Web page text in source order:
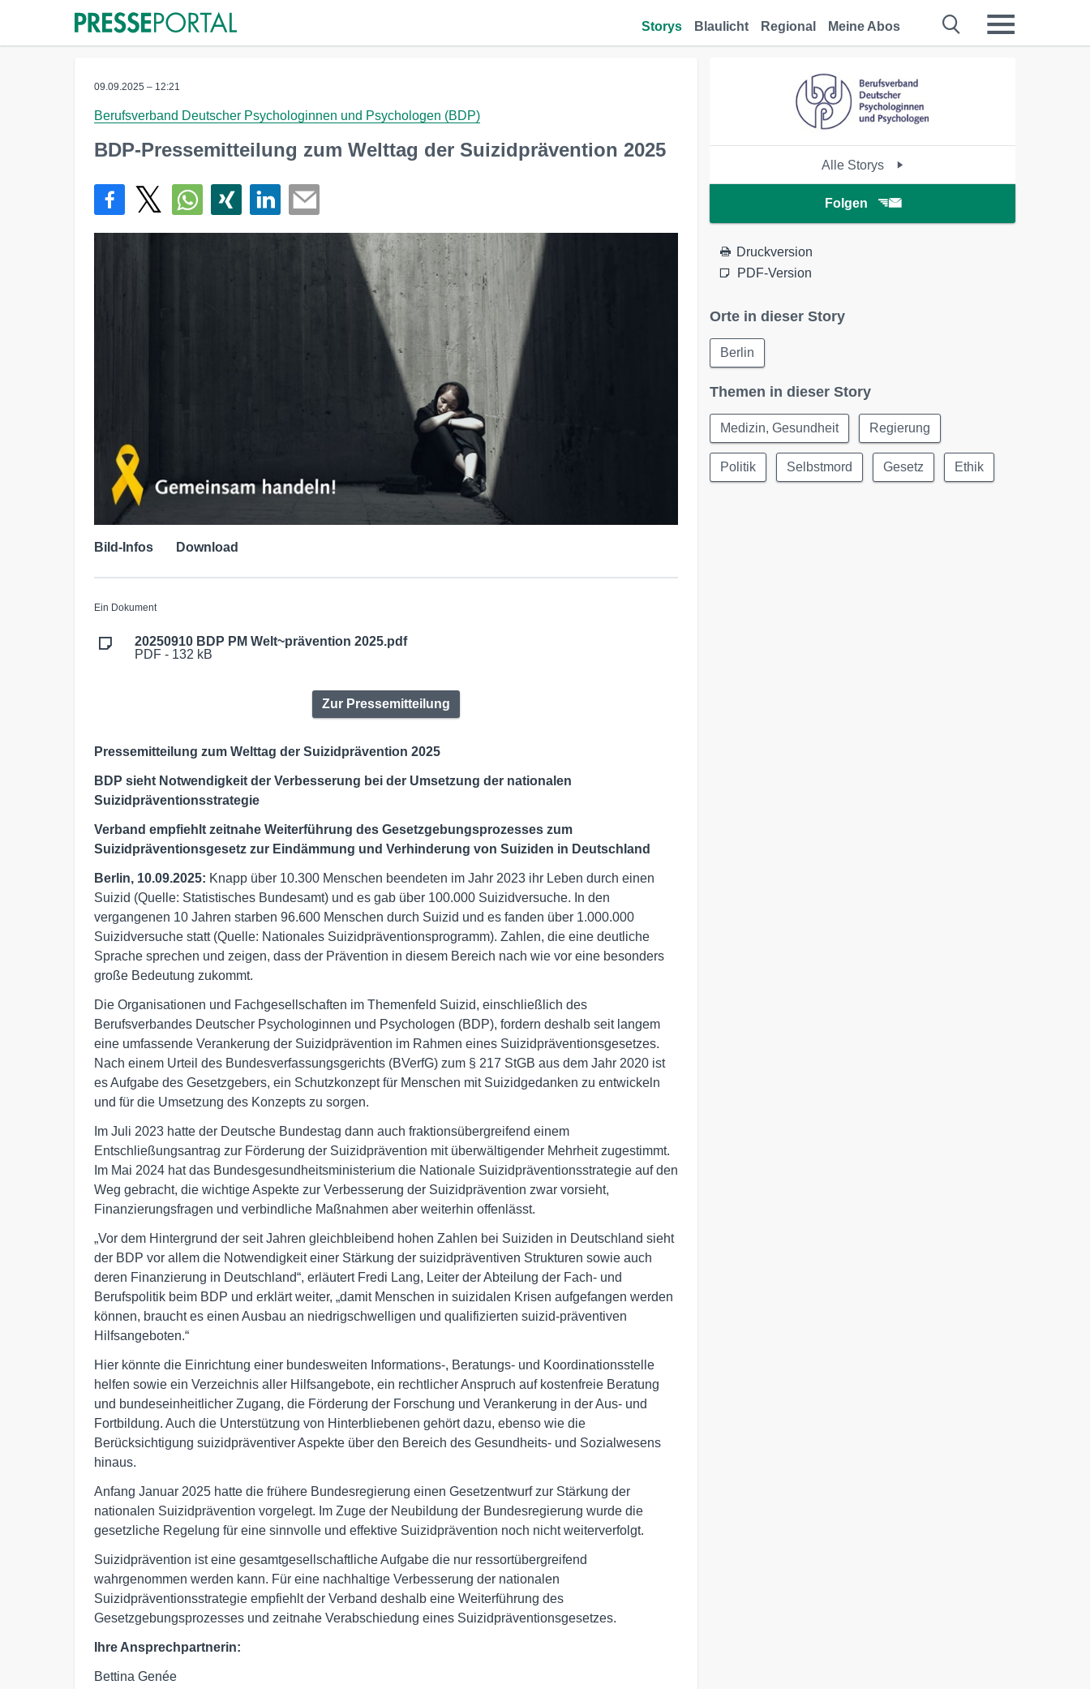
Storys Blaulicht Regional Meine Abos
09.09.2025 – 12:21
Berufsverband Deutscher Psychologinnen und Psychologen (BDP)
BDP-Pressemitteilung zum Welttag der Suizidprävention 2025
Bild-Infos Download
Ein Dokument
20250910 BDP PM Welt~prävention 2025.pdf
PDF - 132 kB
Zur Pressemitteilung
Pressemitteilung zum Welttag der Suizidprävention 2025
BDP sieht Notwendigkeit der Verbesserung bei der Umsetzung der nationalen
Suizidpräventionsstrategie
Verband empfiehlt zeitnahe Weiterführung des Gesetzgebungsprozesses zum
Suizidpräventionsgesetz zur Eindämmung und Verhinderung von Suiziden in Deutschland
Berlin, 10.09.2025: Knapp über 10.300 Menschen beendeten im Jahr 2023 ihr Leben durch einen
Suizid (Quelle: Statistisches Bundesamt) und es gab über 100.000 Suizidversuche. In den
vergangenen 10 Jahren starben 96.600 Menschen durch Suizid und es fanden über 1.000.000
Suizidversuche statt (Quelle: Nationales Suizidpräventionsprogramm). Zahlen, die eine deutliche
Sprache sprechen und zeigen, dass der Prävention in diesem Bereich nach wie vor eine besonders
große Bedeutung zukommt.
Die Organisationen und Fachgesellschaften im Themenfeld Suizid, einschließlich des
Berufsverbandes Deutscher Psychologinnen und Psychologen (BDP), fordern deshalb seit langem
eine umfassende Verankerung der Suizidprävention im Rahmen eines Suizidpräventionsgesetzes.
Nach einem Urteil des Bundesverfassungsgerichts (BVerfG) zum § 217 StGB aus dem Jahr 2020 ist
es Aufgabe des Gesetzgebers, ein Schutzkonzept für Menschen mit Suizidgedanken zu entwickeln
und für die Umsetzung des Konzepts zu sorgen.
Im Juli 2023 hatte der Deutsche Bundestag dann auch fraktionsübergreifend einem
Entschließungsantrag zur Förderung der Suizidprävention mit überwältigender Mehrheit zugestimmt.
Im Mai 2024 hat das Bundesgesundheitsministerium die Nationale Suizidpräventionsstrategie auf den
Weg gebracht, die wichtige Aspekte zur Verbesserung der Suizidprävention zwar vorsieht,
Finanzierungsfragen und verbindliche Maßnahmen aber weiterhin offenlässt.
„Vor dem Hintergrund der seit Jahren gleichbleibend hohen Zahlen bei Suiziden in Deutschland sieht
der BDP vor allem die Notwendigkeit einer Stärkung der suizidpräventiven Strukturen sowie auch
deren Finanzierung in Deutschland“, erläutert Fredi Lang, Leiter der Abteilung der Fach- und
Berufspolitik beim BDP und erklärt weiter, „damit Menschen in suizidalen Krisen aufgefangen werden
können, braucht es einen Ausbau an niedrigschwelligen und qualifizierten suizid-präventiven
Hilfsangeboten.“
Hier könnte die Einrichtung einer bundesweiten Informations-, Beratungs- und Koordinationsstelle
helfen sowie ein Verzeichnis aller Hilfsangebote, ein rechtlicher Anspruch auf kostenfreie Beratung
und bundeseinheitlicher Zugang, die Förderung der Forschung und Verankerung in der Aus- und
Fortbildung. Auch die Unterstützung von Hinterbliebenen gehört dazu, ebenso wie die
Berücksichtigung suizidpräventiver Aspekte über den Bereich des Gesundheits- und Sozialwesens
hinaus.
Anfang Januar 2025 hatte die frühere Bundesregierung einen Gesetzentwurf zur Stärkung der
nationalen Suizidprävention vorgelegt. Im Zuge der Neubildung der Bundesregierung wurde die
gesetzliche Regelung für eine sinnvolle und effektive Suizidprävention noch nicht weiterverfolgt.
Suizidprävention ist eine gesamtgesellschaftliche Aufgabe die nur ressortübergreifend
wahrgenommen werden kann. Für eine nachhaltige Verbesserung der nationalen
Suizidpräventionsstrategie empfiehlt der Verband deshalb eine Weiterführung des
Gesetzgebungsprozesses und zeitnahe Verabschiedung eines Suizidpräventionsgesetzes.
Ihre Ansprechpartnerin:
Bettina Genée
Alle Storys
Folgen
Druckversion
PDF-Version
Orte in dieser Story
Berlin
Themen in dieser Story
Medizin, Gesundheit Regierung
Politik Selbstmord Gesetz Ethik